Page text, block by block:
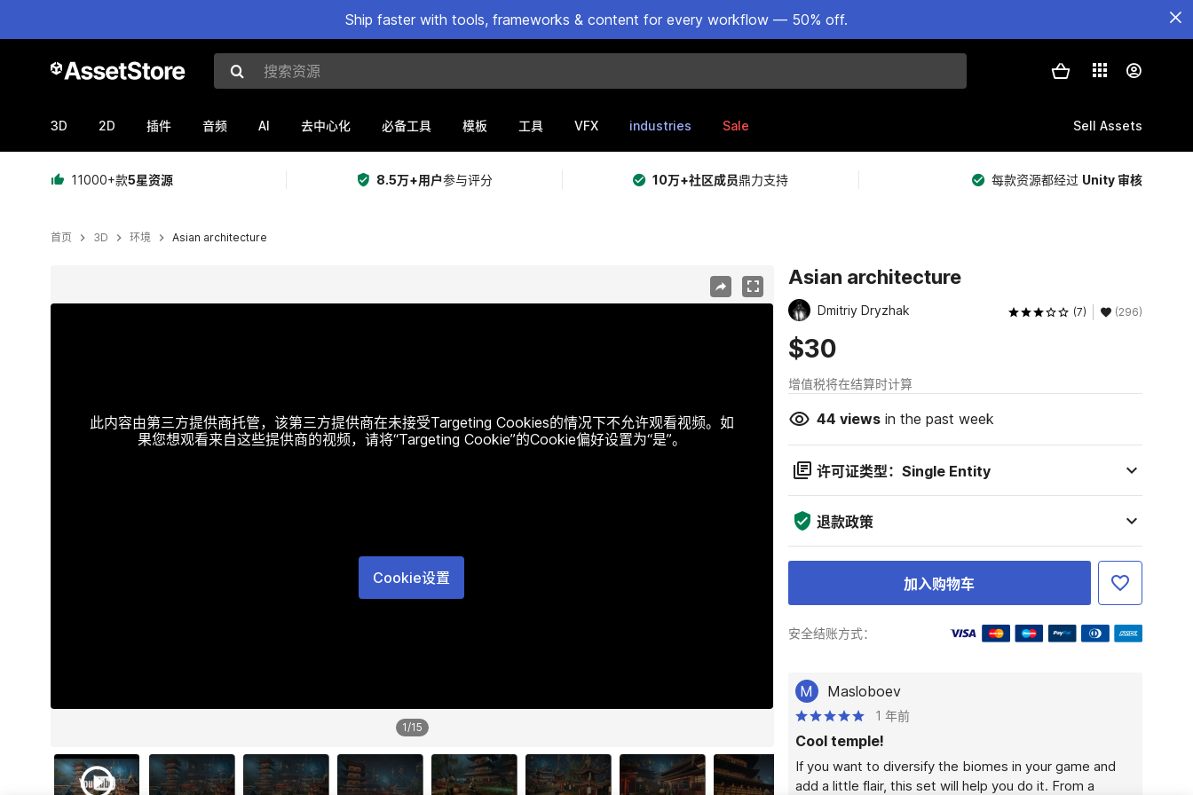
Ship faster with tools, frameworks & content for every workflow — 50% off.
搜索资源
3D 2D 插件 音频 AI 去中心化 必备工具 模板 工具 VFX industries Sale Sell Assets
11000+款5星资源 8.5万+用户参与评分 10万+社区成员鼎力支持 每款资源都经过 Unity 审核
首页 3D 环境 Asian architecture
此内容由第三方提供商托管，该第三方提供商在未接受Targeting Cookies的情况下不允许观看视频。如
果您想观看来自这些提供商的视频，请将“Targeting Cookie”的Cookie偏好设置为“是”。
Cookie设置
1/15
Asian architecture
Dmitriy Dryzhak (7) (296)
$30
增值税将在结算时计算
44 viewsin the past week
许可证类型：Single Entity
退款政策
加入购物车
安全结账方式：
M Masloboev
1 年前
Cool temple!
If you want to diversify the biomes in your game and
add a little flair, this set will help you do it. From a